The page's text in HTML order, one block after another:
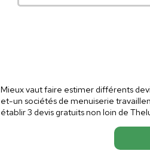
Mieux vaut faire estimer différents
et-un sociétés de menuiserie
établir 3 devis gratuits non loin de